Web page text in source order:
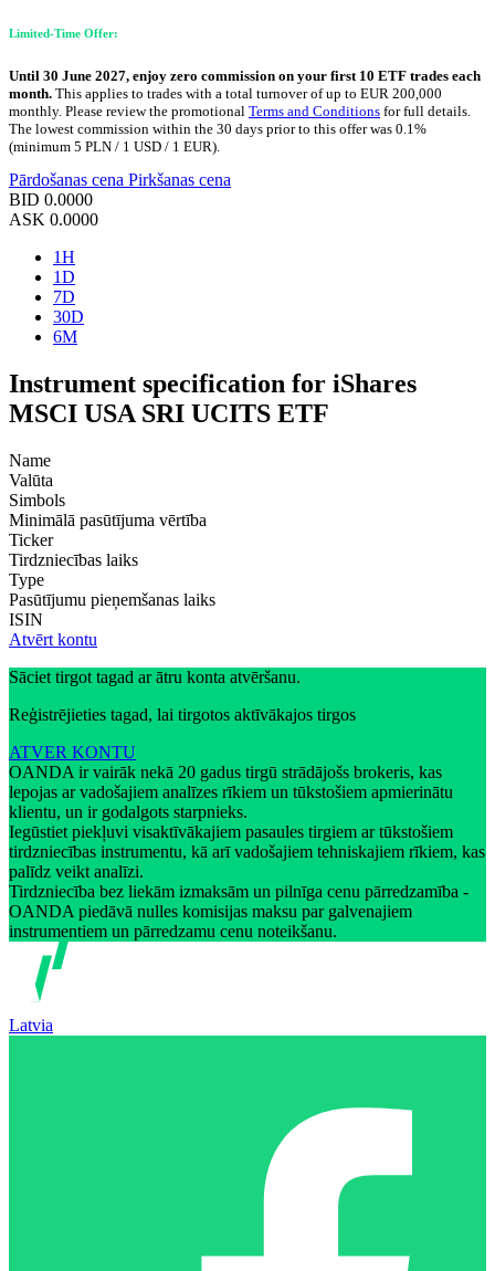
Limited-Time Offer:
Until 30 June 2027, enjoy zero commission on your first 10 ETF trades each
month. This applies to trades with a total turnover of up to EUR 200,000
monthly. Please review the promotional Terms and Conditions for full details.
The lowest commission within the 30 days prior to this offer was 0.1%
(minimum 5 PLN / 1 USD / 1 EUR).
Pārdošanas cena Pirkšanas cena
BID 0.0000
ASK 0.0000
1H
1D
7D
30D
6M
Instrument specification for iShares
MSCI USA SRI UCITS ETF
Name
Valūta
Simbols
Minimālā pasūtījuma vērtība
Ticker
Tirdzniecības laiks
Type
Pasūtījumu pieņemšanas laiks
ISIN
Atvērt kontu
Sāciet tirgot tagad ar ātru konta atvēršanu.
Reģistrējieties tagad, lai tirgotos aktīvākajos tirgos
ATVER KONTU
OANDA ir vairāk nekā 20 gadus tirgū strādājošs brokeris, kas
lepojas ar vadošajiem analīzes rīkiem un tūkstošiem apmierinātu
klientu, un ir godalgots starpnieks.
Iegūstiet piekļuvi visaktīvākajiem pasaules tirgiem ar tūkstošiem
tirdzniecības instrumentu, kā arī vadošajiem tehniskajiem rīkiem, kas
palīdz veikt analīzi.
Tirdzniecība bez liekām izmaksām un pilnīga cenu pārredzamība -
OANDA piedāvā nulles komisijas maksu par galvenajiem
instrumentiem un pārredzamu cenu noteikšanu.
Latvia